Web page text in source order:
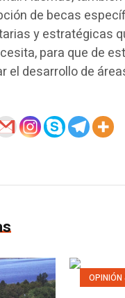
de becas
y estratégicas
para que de
el desarrollo de
OPINIÓN